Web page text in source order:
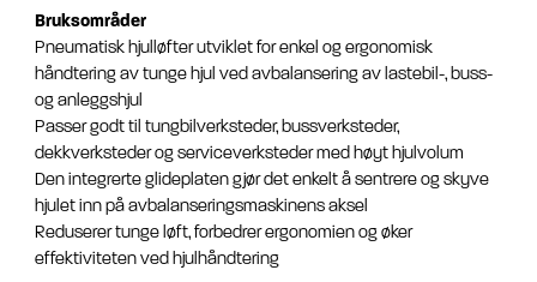
Bruksområder
Pneumatisk hjulløfter utviklet for enkel og ergonomisk
håndtering av tunge hjul ved avbalansering av lastebil-, buss-
og anleggshjul
Passer godt til tungbilverksteder, bussverksteder,
dekkverksteder og serviceverksteder med høyt hjulvolum
Den integrerte glideplaten gjør det enkelt å sentrere og skyve
hjulet inn på avbalanseringsmaskinens aksel
Reduserer tunge løft, forbedrer ergonomien og øker
effektiviteten ved hjulhåndtering